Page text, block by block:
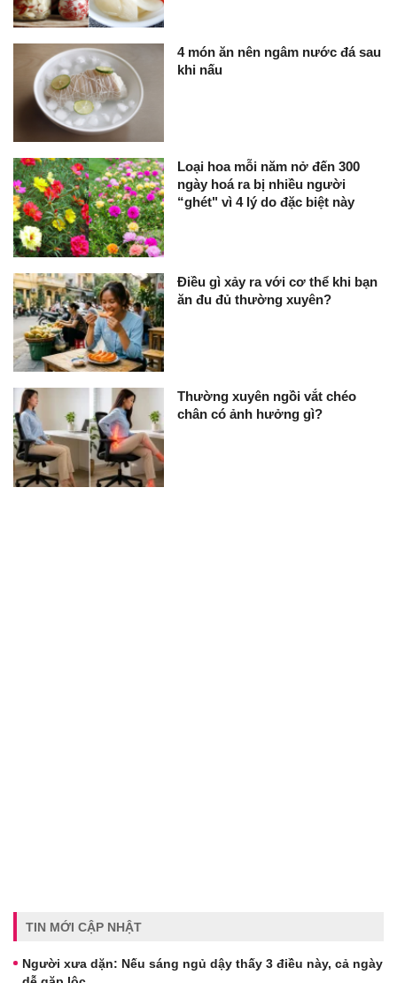
4 món ăn nên ngâm nước đá sau
khi nấu
Loại hoa mỗi năm nở đến 300
ngày hoá ra bị nhiều người
“ghét" vì 4 lý do đặc biệt này
Điều gì xảy ra với cơ thể khi bạn
ăn đu đủ thường xuyên?
Thường xuyên ngồi vắt chéo
chân có ảnh hưởng gì?
TIN MỚI CẬP NHẬT
Người xưa dặn: Nếu sáng ngủ dậy thấy 3 điều này, cả ngày